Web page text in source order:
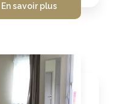
En savoir plus